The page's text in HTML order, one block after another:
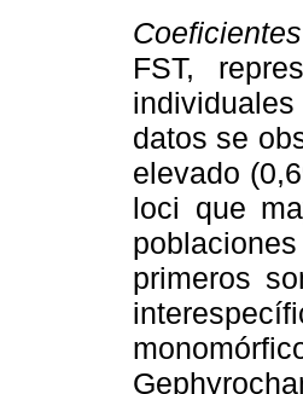
FST,
datos se
elevado
loci que
primeros